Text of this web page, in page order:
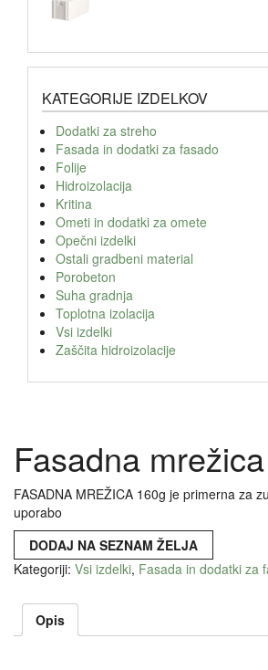
KATEGORIJE IZDELKOV
Dodatki za streho
Fasada in dodatki za fasado
Folije
Hidroizolacija
Kritina
Ometi in dodatki za omete
Opečni izdelki
Ostali gradbeni material
Porobeton
Suha gradnja
Toplotna izolacija
Vsi izdelki
Zaščita hidroizolacije
Fasadna
FASADNA MREŽICA 160g je primerna za
uporabo
DODAJ NA SEZNAM ŽELJA
Kategoriji: Vsi izdelki, Fasada in dodatki za
Opis